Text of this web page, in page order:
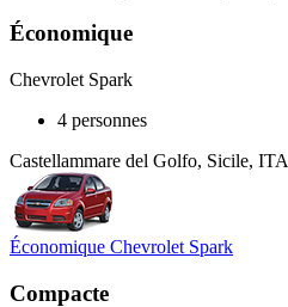
Économique
Chevrolet Spark
4 personnes
Castellammare del Golfo, Sicile, ITA
Économique Chevrolet Spark
Compacte